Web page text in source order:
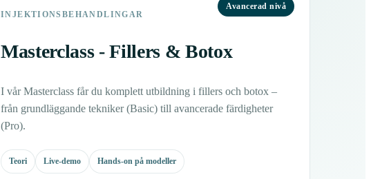
Avancerad nivå
INJEKTIONSBEHANDLINGAR
Masterclass - Fillers & Botox
I vår Masterclass får du komplett utbildning i fillers och botox –
från grundläggande tekniker (Basic) till avancerade färdigheter
(Pro).
Teori Live-demo Hands-on på modeller